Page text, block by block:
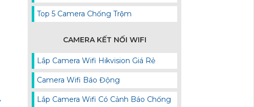
Top 5 Camera Chống Trộm
CAMERA KẾT NỐI WIFI
Lắp Camera Wifi Hikvision Giá Rẻ
Camera Wifi Báo Động
Lắp Camera Wifi Có Cảnh Báo Chống